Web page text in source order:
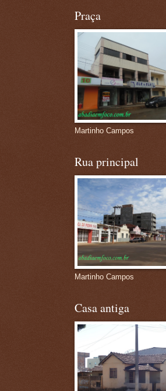
Praça
Martinho Campos
Rua principal
Martinho Campos
Casa antiga